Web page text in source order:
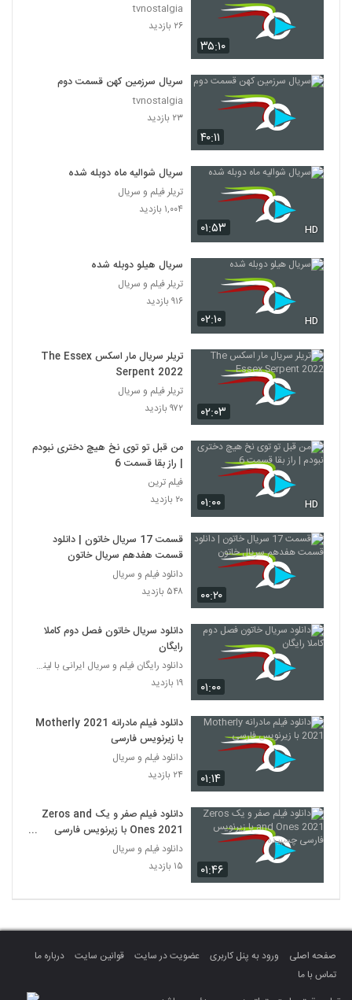
۳۵:۱۰
tvnostalgia
۲۶ بازدید
۴۰:۱۱
سریال سرزمین کهن قسمت دوم
tvnostalgia
۲۳ بازدید
۰۱:۵۳ HD
سریال شوالیه ماه دوبله شده
تریلر فیلم و سریال
۱,۰۰۴ بازدید
۰۲:۱۰ HD
سریال هیلو دوبله شده
تریلر فیلم و سریال
۹۱۶ بازدید
۰۲:۰۳
تریلر سریال مار اسکس The Essex
Serpent 2022
تریلر فیلم و سریال
۹۷۲ بازدید
۰۱:۰۰ HD
من قبل تو توی نخ هیچ دختری نبودم
| راز بقا قسمت 6
فیلم ترین
۲۰ بازدید
۰۰:۲۰
قسمت 17 سریال خاتون | دانلود
قسمت هفدهم سریال خاتون
دانلود فیلم و سریال
۵۴۸ بازدید
۰۱:۰۰
دانلود سریال خاتون فصل دوم کاملا
رایگان
دانلود رایگان فیلم و سریال ایرانی با لینک مستقیم
۱۹ بازدید
۰۱:۱۴
دانلود فیلم مادرانه Motherly 2021
با زیرنویس فارسی
دانلود فیلم و سریال
۲۴ بازدید
۰۱:۴۶
دانلود فیلم صفر و یک Zeros and
Ones 2021 با زیرنویس فارسی
چسبیده
دانلود فیلم و سریال
۱۵ بازدید
صفحه اصلی ورود به پنل کاربری عضویت در سایت قوانین سایت
درباره ما
تماس با ما